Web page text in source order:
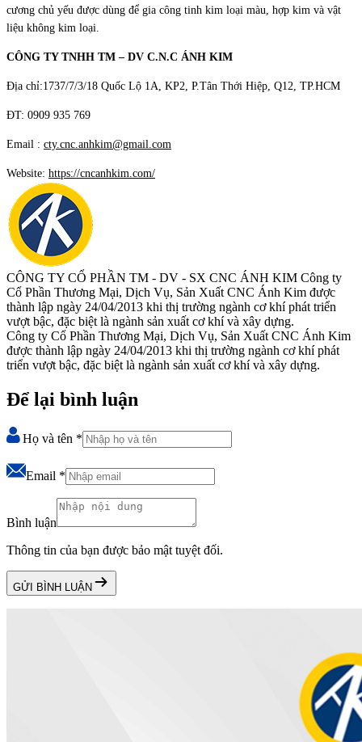
cương chủ yếu được dùng để gia công tinh kim loại màu, hợp kim và vật
liệu không kim loại.
CÔNG TY TNHH TM – DV C.N.C ÁNH KIM
Địa chỉ:1737/7/3/18 Quốc Lộ 1A, KP2, P.Tân Thới Hiệp, Q12, TP.HCM
ĐT: 0909 935 769
Email : cty.cnc.anhkim@gmail.com
Website: https://cncanhkim.com/
CÔNG TY CỔ PHẦN TM - DV - SX CNC ÁNH KIM Công ty
Cổ Phần Thương Mại, Dịch Vụ, Sản Xuất CNC Ánh Kim được
thành lập ngày 24/04/2013 khi thị trường ngành cơ khí phát triển
vượt bậc, đặc biệt là ngành sản xuất cơ khí và xây dựng.
Công ty Cổ Phần Thương Mại, Dịch Vụ, Sản Xuất CNC Ánh Kim
được thành lập ngày 24/04/2013 khi thị trường ngành cơ khí phát
triển vượt bậc, đặc biệt là ngành sản xuất cơ khí và xây dựng.
Để lại bình luận
Họ và tên *
Email *
Bình luận
Thông tin của bạn được bảo mật tuyệt đối.
GỬI BÌNH LUẬN